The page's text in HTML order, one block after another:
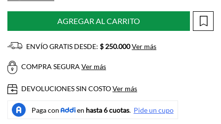
AGREGAR AL CARRITO
ENVÍO GRATIS DESDE: $ 250.000Ver más
COMPRA SEGURA Ver más
DEVOLUCIONES SIN COSTOVer más